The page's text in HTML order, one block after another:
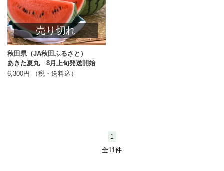
売り切れ
秋田県（JA秋田ふるさと）
あきた夏丸 8月上旬発送開始
6,300円 （税・送料込）
1
全11件